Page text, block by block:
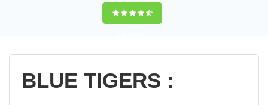
9,4(100%)
14358votes
BLUE TIGERS :